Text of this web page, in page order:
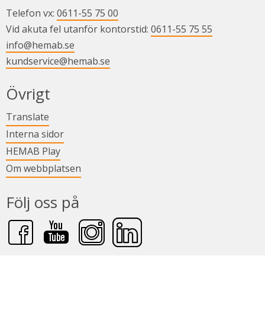
Telefon vx: 0611-55 75 00
Vid akuta fel utanför kontorstid: 0611-55 75 55
info@hemab.se
kundservice@hemab.se
Övrigt
Translate
Interna sidorLänk till annan webbplats.
HEMAB PlayLänk till annan webbplats.
Om webbplatsen
Följ oss på